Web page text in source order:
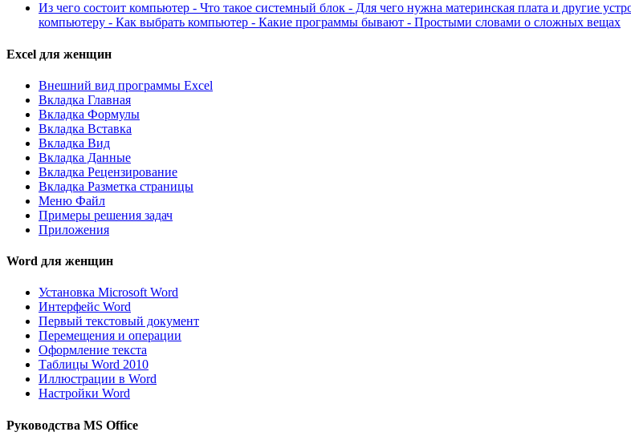
Из чего состоит компьютер - Что такое системный блок - Для чего нужна материнская плата и другие
компьютеру - Как выбрать компьютер - Какие программы бывают - Простыми словами о сложных вещах
Excel для женщин
Внешний вид программы Excel
Вкладка Главная
Вкладка Формулы
Вкладка Вставка
Вкладка Вид
Вкладка Данные
Вкладка Рецензирование
Вкладка Разметка страницы
Меню Файл
Примеры решения задач
Приложения
Word для женщин
Установка Microsoft Word
Интерфейс Word
Первый текстовый документ
Перемещения и операции
Оформление текста
Таблицы Word 2010
Иллюстрации в Word
Настройки Word
Руководства MS Office